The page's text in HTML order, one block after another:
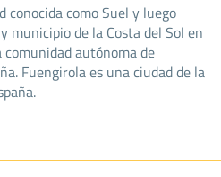
conocida como Suel y luego
municipio de la Costa del Sol en
autónoma de
Fuengirola es una ciudad de la